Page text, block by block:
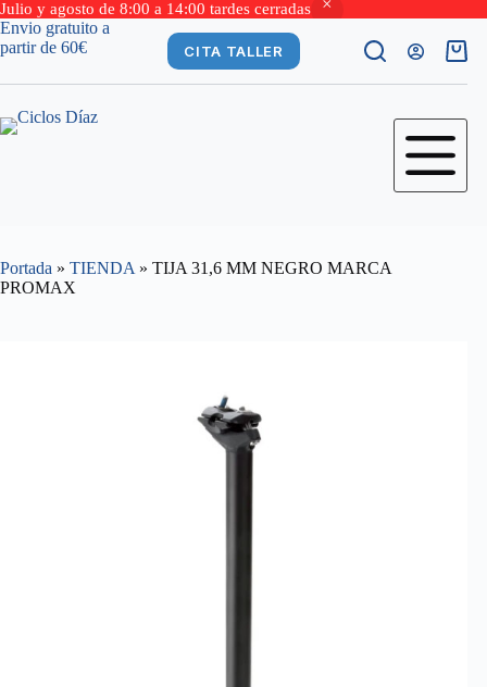
Julio y agosto de 8:00 a 14:00 tardes cerradas
Saltar
al
Envio gratuito a
partir de 60€
CITA TALLER
Carro
Portada » TIENDA » TIJA 31,6 MM NEGRO MARCA
PROMAX